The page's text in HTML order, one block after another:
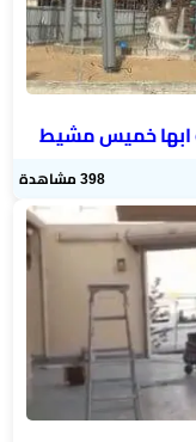
ابها خميس مشيط
398 مشاهدة